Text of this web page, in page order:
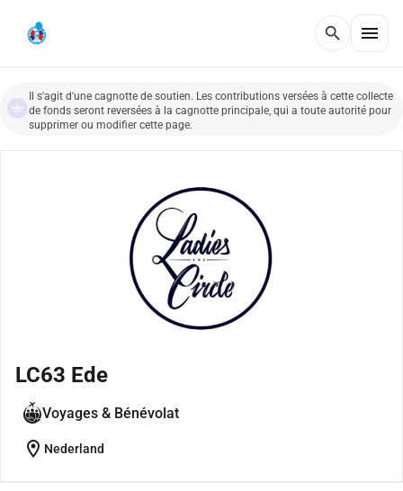
search menu
Il s'agit d'une cagnotte de soutien. Les contributions versées à cette collecte
de fonds seront reversées à la cagnotte principale, qui a toute autorité pour
supprimer ou modifier cette page.
LC63 Ede
Voyages & Bénévolat
location_on Nederland